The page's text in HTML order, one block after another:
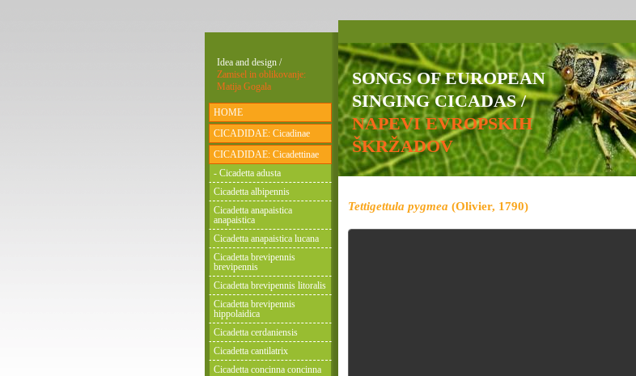
SONGS OF EUROPEAN
SINGING CICADAS /
NAPEVI EVROPSKIH
ŠKRŽADOV
Tettigettula pygmea (Olivier, 1790)
Idea and design /
Zamisel in oblikovanje:
Matija Gogala
HOME
CICADIDAE: Cicadinae
CICADIDAE: Cicadettinae
- Cicadetta adusta
Cicadetta albipennis
Cicadetta anapaistica
anapaistica
Cicadetta anapaistica lucana
Cicadetta brevipennis
brevipennis
Cicadetta brevipennis litoralis
Cicadetta brevipennis
hippolaidica
Cicadetta cerdaniensis
Cicadetta cantilatrix
Cicadetta concinna concinna